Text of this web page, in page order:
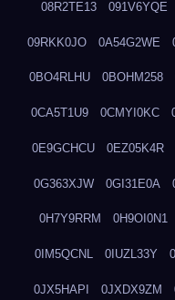
08R2TE13 091V6YQE
09RKK0JO 0A54G2WE
0BO4RLHU 0BOHM258
0CA5T1U9 0CMYI0KC
0E9GCHCU 0EZ05K4R
0G363XJW 0GI31E0A
0H7Y9RRM 0H9OI0N1
0IM5QCNL 0IUZL33Y
0JX5HAPI 0JXDX9ZM